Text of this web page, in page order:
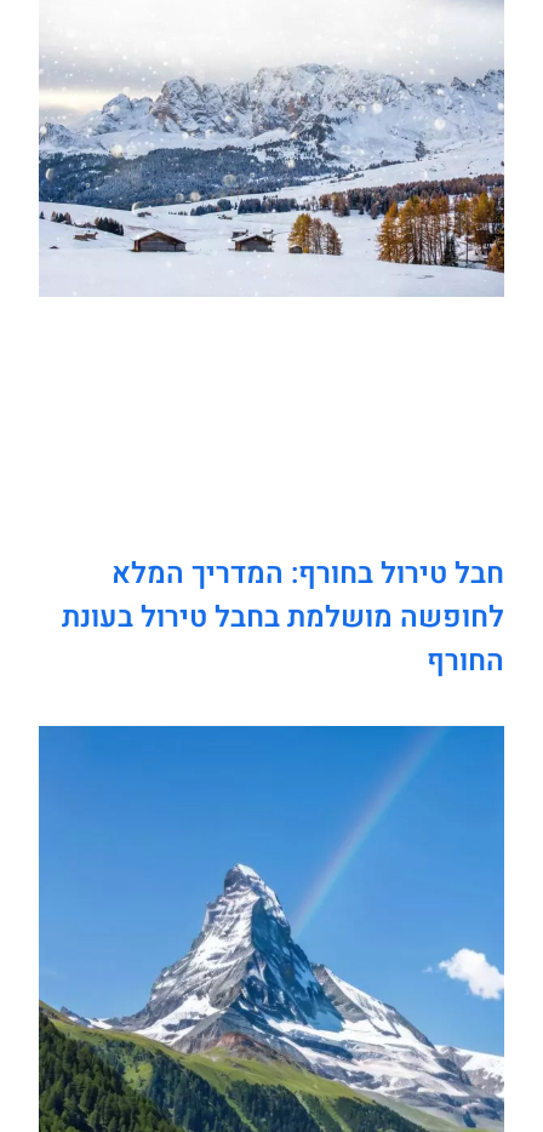
חבל טירול בחורף: המדריך המלא
לחופשה מושלמת בחבל טירול בעונת
החורף